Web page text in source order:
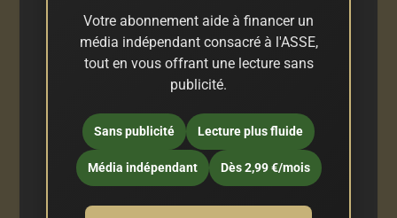
Votre abonnement aide à financer un
média indépendant consacré à l'ASSE,
tout en vous offrant une lecture sans
publicité.
Sans publicité Lecture plus fluide
Média indépendant Dès 2,99 €/mois